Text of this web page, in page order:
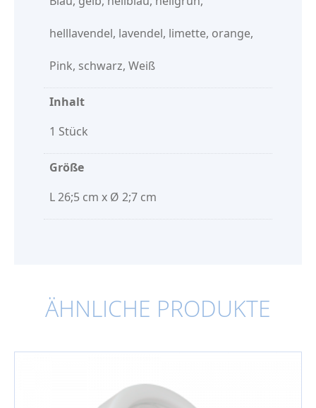
helllavendel, lavendel, limette, orange,
Pink, schwarz, Weiß
Inhalt
1 Stück
Größe
L 26;5 cm x Ø 2;7 cm
ÄHNLICHE PRODUKTE